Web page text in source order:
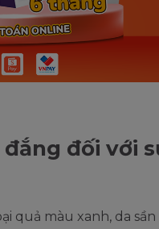
đối với
quả màu xanh, da sần